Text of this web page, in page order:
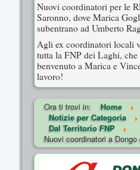
Nuovi coordinatori per le
Saronno, dove Marica
subentrano ad Umberto
Agli ex coordinatori locali
tutta la FNP dei Laghi,
benvenuto a Marica e
lavoro!
Ora ti trovi in:
Home
Notizie per Categoria
Dal Territorio FNP
Nuovi coordinatori a Dongo